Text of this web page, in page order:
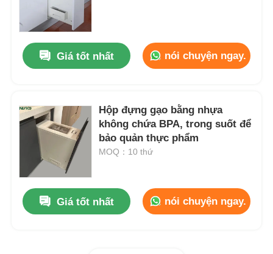
Giá tốt nhất nói chuyện ngay.
Hộp đựng gạo bằng nhựa
không chứa BPA, trong suốt để
bảo quản thực phẩm
MOQ：10 thứ
Giá tốt nhất nói chuyện ngay.